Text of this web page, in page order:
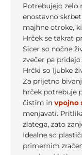
Potrebujejo zelo
enostavno
majhne otroke,
Hrček se takrat
Sicer so nočne
zvečer pa
Hrčki so ljubke
Za prijetno
hrček potrebuje
čistim invpojno
menjavati.
zlatega, zato
Idealne so
primernim